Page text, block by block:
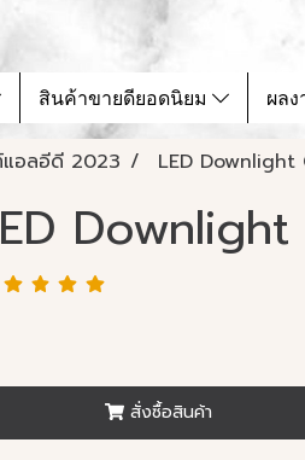
สินค้าขายดียอดนิยม ผลง
แอลอีดี 2023 LED
สั่งซื้อสินค้า